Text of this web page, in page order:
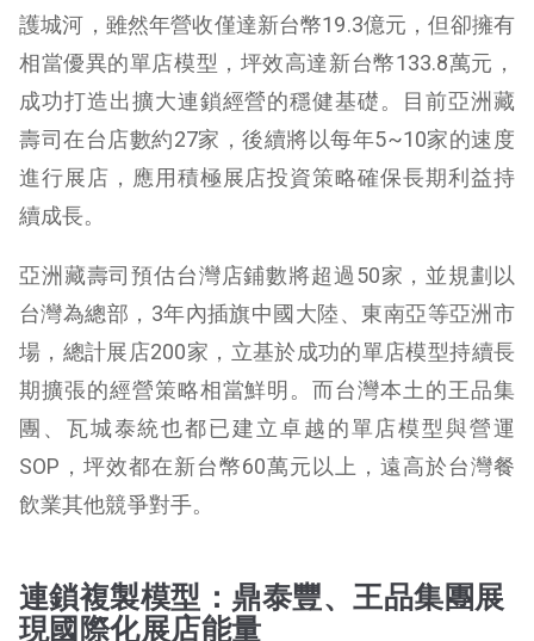
護城河，雖然年營收僅達新台幣19.3億元，但卻擁有
相當優異的單店模型，坪效高達新台幣133.8萬元，
成功打造出擴大連鎖經營的穩健基礎。目前亞洲藏
壽司在台店數約27家，後續將以每年5~10家的速度
進行展店，應用積極展店投資策略確保長期利益持
續成長。
亞洲藏壽司預估台灣店鋪數將超過50家，並規劃以
台灣為總部，3年內插旗中國大陸、東南亞等亞洲市
場，總計展店200家，立基於成功的單店模型持續長
期擴張的經營策略相當鮮明。而台灣本土的王品集
團、瓦城泰統也都已建立卓越的單店模型與營運
SOP，坪效都在新台幣60萬元以上，遠高於台灣餐
飲業其他競爭對手。
連鎖複製模型：鼎泰豐、王品集團展
現國際化展店能量